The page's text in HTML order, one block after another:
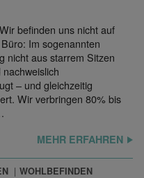
befinden uns nicht auf
Im sogenannten
nicht aus starrem Sitzen
– und gleichzeitig
Wir verbringen 80% bis
MEHR ERFAHREN
WOHLBEFINDEN